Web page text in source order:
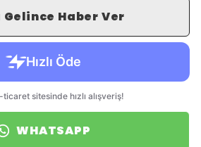
Gelince Haber Ver
WHATSAPP